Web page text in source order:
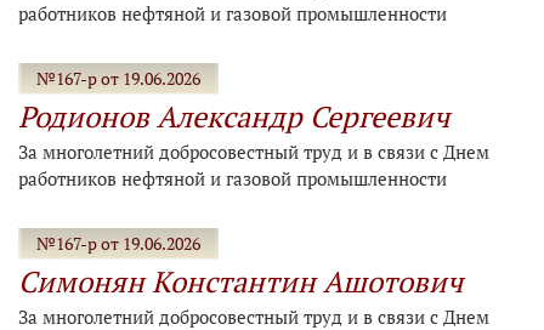
работников нефтяной и газовой промышленности
№167-р от 19.06.2026
Родионов Александр Сергеевич
За многолетний добросовестный труд и в связи с Днем
работников нефтяной и газовой промышленности
№167-р от 19.06.2026
Симонян Константин Ашотович
За многолетний добросовестный труд и в связи с Днем